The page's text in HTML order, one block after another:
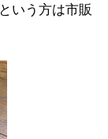
いう方は市販